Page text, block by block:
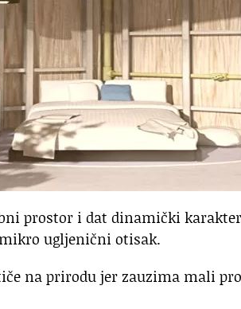
prostor i dat dinamički karakter
ugljenični otisak.
na prirodu jer zauzima mali